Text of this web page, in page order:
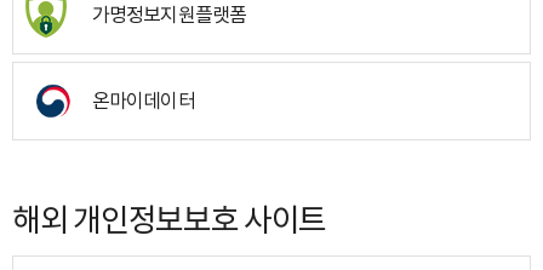
가명정보지원플랫폼
온마이데이터
해외 개인정보보호 사이트